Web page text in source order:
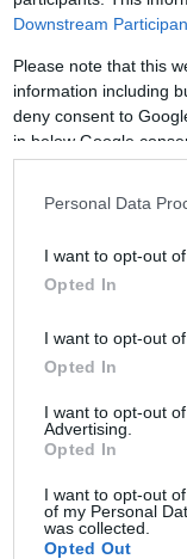
Downstream
Please note that this
information including
deny consent to
in below Google
Personal Data
I want to opt-out
Opted In
I want to opt-out
Opted In
I want to opt-out
Advertising.
Opted In
I want to opt-out
of my Personal
was collected.
Opted Out
Häkkinen óva inti a
Max Verstappen